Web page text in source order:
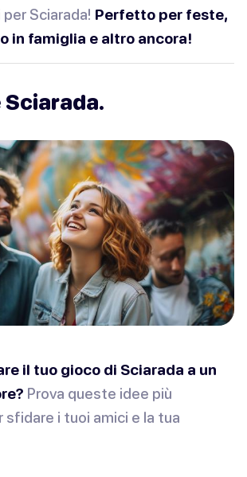
Sciarada! Perfetto per feste,
in famiglia e altro ancora!
Sciarada.
il tuo gioco di Sciarada a un
Prova queste idee più
sfidare i tuoi amici e la tua